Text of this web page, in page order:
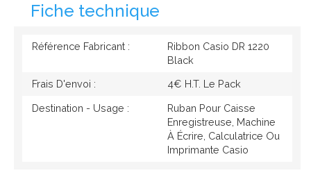
Fiche technique
Référence Fabricant :
Ribbon Casio DR 1220
Black
Frais D'envoi : 4€ H.T. Le Pack
Destination - Usage :
Ruban Pour Caisse
Enregistreuse, Machine
À Écrire, Calculatrice Ou
Imprimante Casio